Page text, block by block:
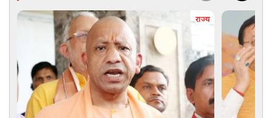
राज्य